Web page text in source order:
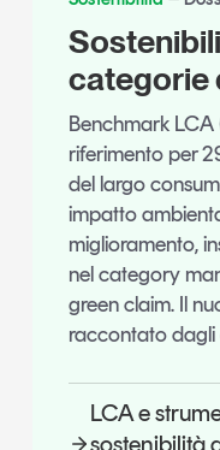
categorie
Benchmark LCA
riferimento per
del largo
impatto
miglioramento,
nel category
green claim. Il
raccontato dagli
LCA e